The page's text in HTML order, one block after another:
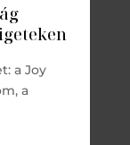
a Joy
a